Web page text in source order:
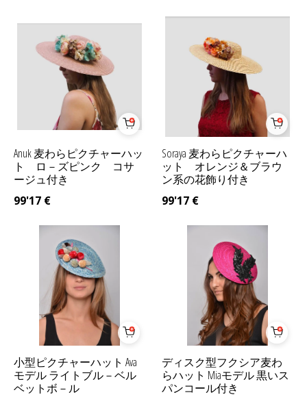
Anuk 麦わらピクチャーハッ
ト ロ－ズピンク コサ
ージュ付き
99'17 €
Soraya 麦わらピクチャーハ
ット オレンジ＆ブラウ
ン系の花飾り付き
99'17 €
小型ピクチャーハット Ava
モデル ライトブル－ベル
ベットボ－ル
ディスク型フクシア麦わ
らハット Miaモデル 黒いス
パンコール付き